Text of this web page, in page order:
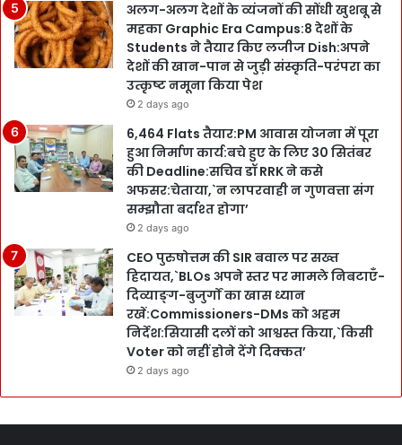
अलग-अलग देशों के व्यंजनों की सोंधी खुशबू से
महका Graphic Era Campus:8 देशों के
Students ने तैयार किए लजीज Dish:अपने
देशों की खान-पान से जुड़ी संस्कृति-परंपरा का
उत्कृष्ट नमूना किया पेश
2 days ago
6,464 Flats तैयार:PM आवास योजना में पूरा
हुआ निर्माण कार्य:बचे हुए के लिए 30 सितंबर
की Deadline:सचिव डॉ RRK ने कसे
अफसर:चेताया,`न लापरवाही न गुणवत्ता संग
सम्झौता बर्दाश्त होगा’
2 days ago
CEO पुरुषोत्तम की SIR बवाल पर सख्त
हिदायत,`BLOs अपने स्तर पर मामले निबटाएँ-
दिव्याङ्ग-बुजुर्गों का खास ध्यान
रखें:Commissioners-DMs को अहम
निर्देश:सियासी दलों को आश्वस्त किया,`किसी
Voter को नहीं होने देंगे दिक्कत’
2 days ago